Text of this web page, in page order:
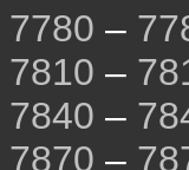
7780 –
7810 –
7840 –
7870 –